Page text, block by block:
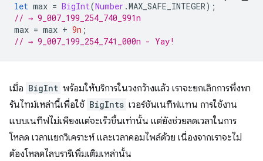
let max = BigInt(Number .MAX_SAFE_INTEGER);
// → 9_007_199_254_740_991n
max = max + 9n ;
// → 9_007_199_254_741_000n - Yay!
เมื่อ BigInt พร้อมให้บริการในวงกว้างแล้ว เราจะยกเลิกการพึ่งพา
รันไทม์เหล่านี้เพื่อใช้ BigInts เวอร์ชันเนทีฟแทน การใช้งาน
แบบเนทีฟไม่เพียงแต่จะเร็วขึ้นเท่านั้น แต่ยังช่วยลดเวลาในการ
โหลด เวลาแยกวิเคราะห์ และเวลาคอมไพล์ด้วย เนื่องจากเราจะไม่
ต้องโหลดไลบรารีเพิ่มเติมเหล่านั้น